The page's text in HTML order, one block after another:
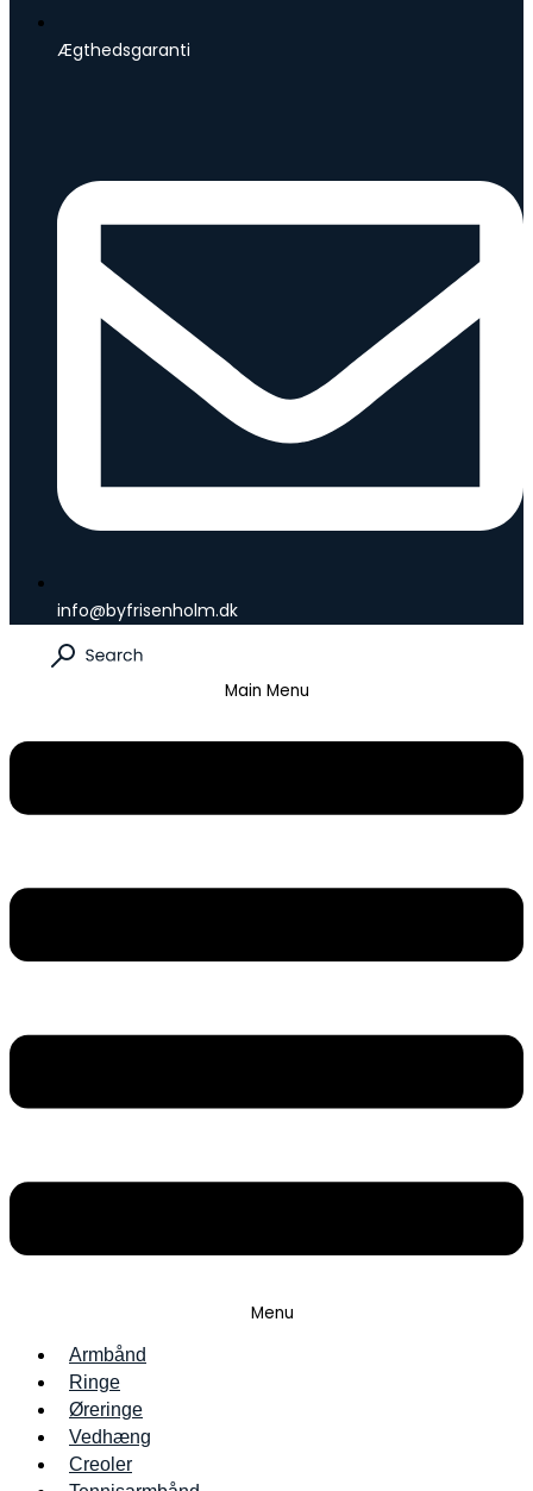
Ægthedsgaranti
info@byfrisenholm.dk
Main Menu
Menu
Armbånd
Ringe
Øreringe
Vedhæng
Creoler